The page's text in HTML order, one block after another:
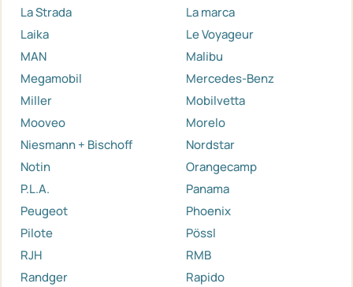
La Strada
La marca
Laika
Le Voyageur
MAN
Malibu
Megamobil
Mercedes-Benz
Miller
Mobilvetta
Mooveo
Morelo
Niesmann + Bischoff
Nordstar
Notin
Orangecamp
P.L.A.
Panama
Peugeot
Phoenix
Pilote
Pössl
RJH
RMB
Randger
Rapido